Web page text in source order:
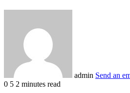
admin Send an
0 5 2 minutes read